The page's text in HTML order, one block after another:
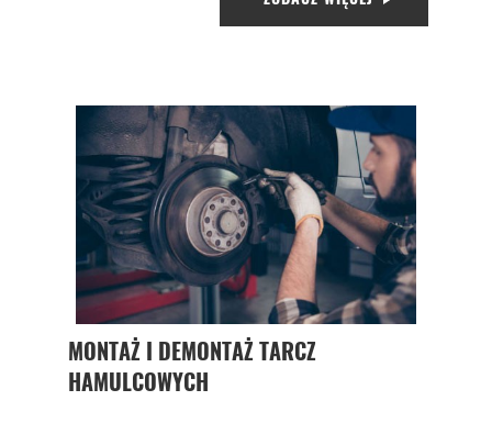
MONTAŻ I DEMONTAŻ TARCZ
HAMULCOWYCH